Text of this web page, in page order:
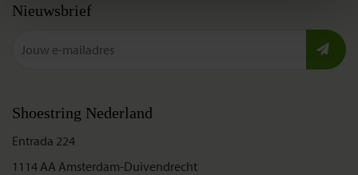
Nieuwsbrief
Shoestring Nederland
Entrada 224
1114 AA Amsterdam-Duivendrecht